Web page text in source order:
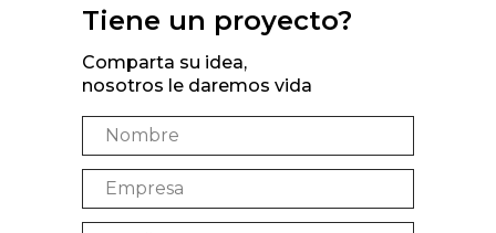
Tiene un proyecto?
Comparta su idea,
nosotros le daremos vida